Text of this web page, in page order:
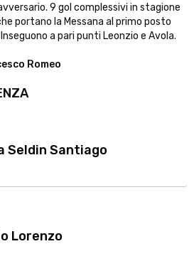
9 gol complessivi in stagione
portano la Messana al primo posto
a pari punti Leonzio e Avola.
Romeo
Seldin Santiago
Lorenzo